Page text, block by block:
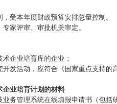
受本年度财政预算安排总量控制。
家评审、审批机关审定。
术企业培育库的企业；
开发活动，应符合《国家重点支持的
企业培育计划的材料
业务管理系统在线填报申请书（包